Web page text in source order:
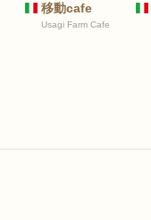
移動cafe
Usagi Farm Cafe